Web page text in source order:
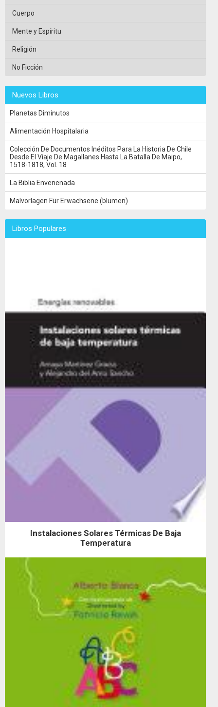
Cuerpo
Mente y Espíritu
Religión
No Ficción
Nuevos Libros
Planetas Diminutos
Alimentación Hospitalaria
Colección De Documentos Inéditos Para La Historia De Chile
Desde El Viaje De Magallanes Hasta La Batalla De Maipo,
1518-1818, Vol. 18
La Biblia Envenenada
Malvorlagen Für Erwachsene (blumen)
Libros Populares
Instalaciones Solares Térmicas De Baja
Temperatura